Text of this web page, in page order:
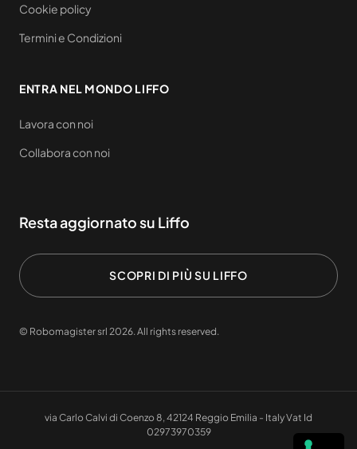
Cookie policy
Termini e Condizioni
ENTRA NEL MONDO LIFFO
Lavora con noi
Collabora con noi
Resta aggiornato su Liffo
SCOPRI DI PIÙ SU LIFFO
© Robomagister srl 2026. All rights reserved.
via Carlo Calvi di Coenzo 8, 42124 Reggio Emilia - Italy Vat Id
02973970359